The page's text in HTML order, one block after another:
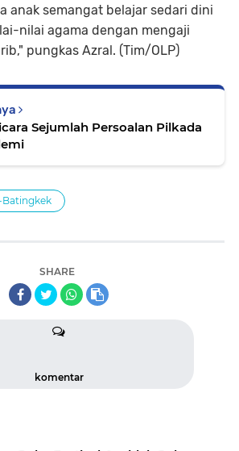
anak semangat belajar sedari dini
nilai agama dengan mengaji
pungkas Azral. (Tim/OLP)
Sejumlah Persoalan Pilkada
Batingkek
SHARE
komentar